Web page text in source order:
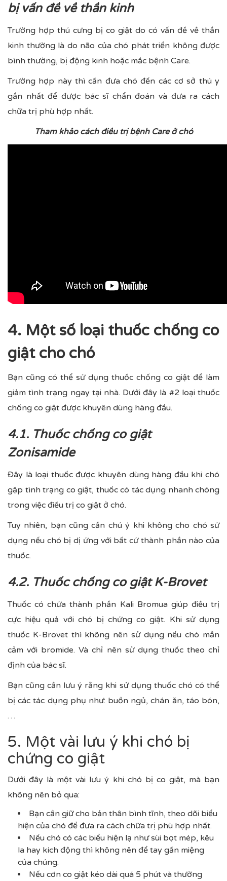
bị vấn đề về thần kinh
Trường hợp thú cưng bị co giật do có vấn đề về thần
kinh thường là do não của chó phát triển không được
bình thường, bị động kinh hoặc mắc bệnh Care.
Trường hợp này thì cần đưa chó đến các cơ sở thú y
gần nhất để được bác sĩ chẩn đoán và đưa ra cách
chữa trị phù hợp nhất.
Tham khảo cách điều trị bệnh Care ở chó
4. Một số loại thuốc chống co
giật cho chó
Bạn cũng có thể sử dụng thuốc chống co giật để làm
giảm tình trạng ngay tại nhà. Dưới đây là #2 loại thuốc
chống co giật được khuyên dùng hàng đầu.
4.1. Thuốc chống co giật
Zonisamide
Đây là loại thuốc được khuyên dùng hàng đầu khi chó
gặp tình trạng co giật, thuốc có tác dụng nhanh chóng
trong việc điều trị co giật ở chó.
Tuy nhiên, bạn cũng cần chú ý khi không cho chó sử
dụng nếu chó bị dị ứng với bất cứ thành phần nào của
thuốc.
4.2. Thuốc chống co giật K-Brovet
Thuốc có chứa thành phần Kali Bromua giúp điều trị
cực hiệu quả với chó bị chứng co giật. Khi sử dụng
thuốc K-Brovet thì không nên sử dụng nếu chó mẫn
cảm với bromide. Và chỉ nên sử dụng thuốc theo chỉ
định của bác sĩ.
Bạn cũng cần lưu ý rằng khi sử dụng thuốc chó có thể
bị các tác dụng phụ như: buồn ngủ, chán ăn, táo bón,
…
5. Một vài lưu ý khi chó bị
chứng co giật
Dưới đây là một vài lưu ý khi chó bị co giật, mà bạn
không nên bỏ qua:
Bạn cần giữ cho bản thân bình tĩnh, theo dõi biểu
hiện của chó để đưa ra cách chữa trị phù hợp nhất.
Nếu chó có các biểu hiện lạ như sùi bọt mép, kêu
la hay kích động thì không nên để tay gần miệng
của chúng.
Nếu cơn co giật kéo dài quá 5 phút và thường